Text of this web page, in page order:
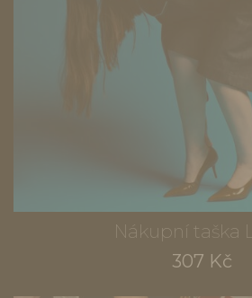
Nákupní taška
307 Kč